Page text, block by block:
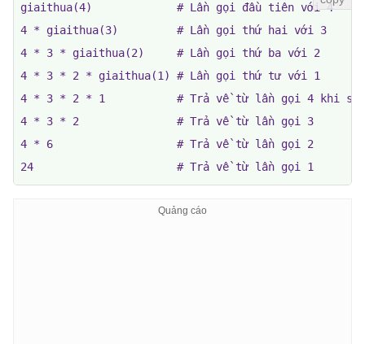
giaithua(4)             # Lần gọi đầu tiên với 4
4 * giaithua(3)         # Lần gọi thứ hai với 3
4 * 3 * giaithua(2)     # Lần gọi thứ ba với 2
4 * 3 * 2 * giaithua(1) # Lần gọi thứ tư với 1
4 * 3 * 2 * 1           # Trả về từ lần gọi 4 khi số
4 * 3 * 2               # Trả về từ lần gọi 3
4 * 6                   # Trả về từ lần gọi 2
24                      # Trả về từ lần gọi 1